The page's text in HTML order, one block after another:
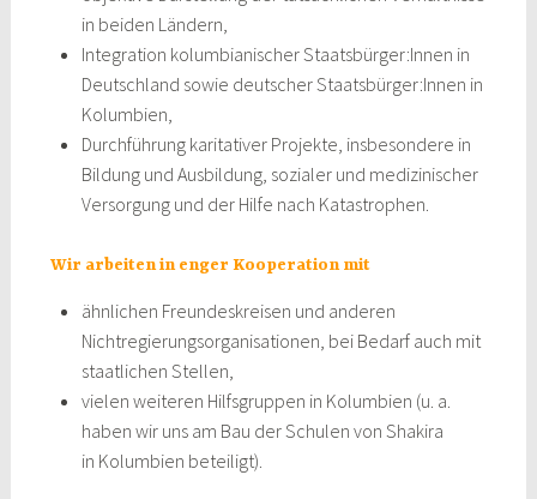
in beiden Ländern,
Integration kolumbianischer Staatsbürger:Innen in
Deutschland sowie deutscher Staatsbürger:Innen in
Kolumbien,
Durchführung karitativer Projekte, insbesondere in
Bildung und Ausbildung, sozialer und medizinischer
Versorgung und der Hilfe nach Katastrophen.
Wir arbeiten in enger Kooperation mit
ähnlichen Freundeskreisen und anderen
Nichtregierungsorganisationen, bei Bedarf auch mit
staatlichen Stellen,
vielen weiteren Hilfsgruppen in Kolumbien (u. a.
haben wir uns am Bau der Schulen von Shakira
in Kolumbien beteiligt).